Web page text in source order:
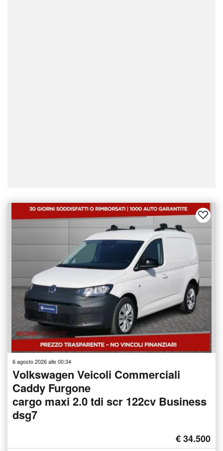
6 agosto 2026 alle 00:34
Volkswagen Veicoli Commerciali
Caddy Furgone
cargo maxi 2.0 tdi scr 122cv Business
dsg7
€ 34.500